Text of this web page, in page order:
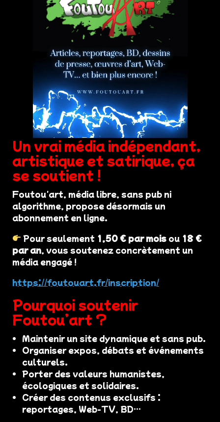
Un vrai média indépendant,
artistique et satirique, ça
se soutient !
Foutou'art, média libre, sans pub ni
algorithme, propose désormais un
abonnement en ligne.
Pour seulement 1,50 € par mois ou 18 €
par an, vous soutenez concrètement un
média engagé !
https://foutouart.fr/inscription/
Pourquoi soutenir
Foutou’art ?
Maintenir un site dynamique et sans pub.
Organiser expos, débats et événements
culturels.
Porter des valeurs humanistes,
écologiques et solidaires.
Créer des contenus exclusifs :
reportages, Web-TV, BD…